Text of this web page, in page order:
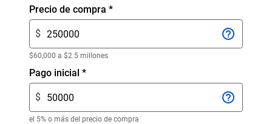
Precio de compra *Indique
la
de
Precio
compra
$
$60,000 a $2.5 millones
Pago inicial *Indique
la
de
$
el 5% o más del precio de compra